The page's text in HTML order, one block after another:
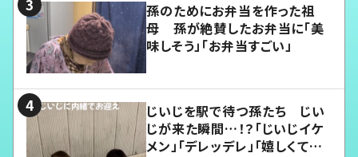
孫のためにお弁当を作った祖
母 孫が絶賛したお弁当に「美
味しそう」「お弁当すごい」
じいじを駅で待つ孫たち じい
じが来た瞬間…！？「じいじイケ
メン」「デレッデレ」「嬉しくて可